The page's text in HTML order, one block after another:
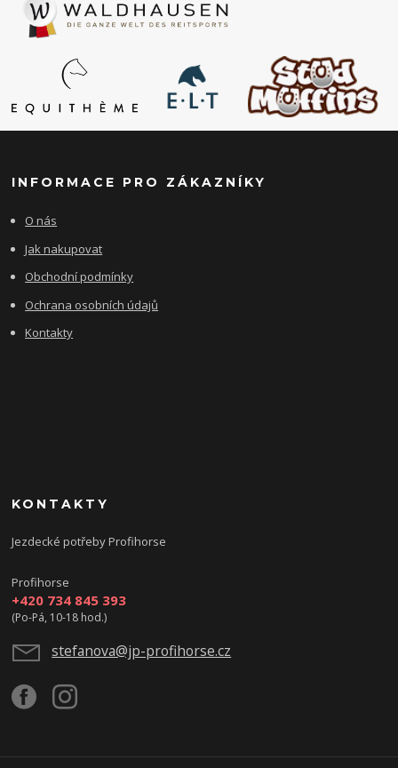
INFORMACE PRO ZÁKAZNÍKY
O nás
Jak nakupovat
Obchodní podmínky
Ochrana osobních údajů
Kontakty
KONTAKTY
Jezdecké potřeby Profihorse
Profihorse
+420 734 845 393
(Po-Pá, 10-18 hod.)
stefanova@jp-profihorse.cz